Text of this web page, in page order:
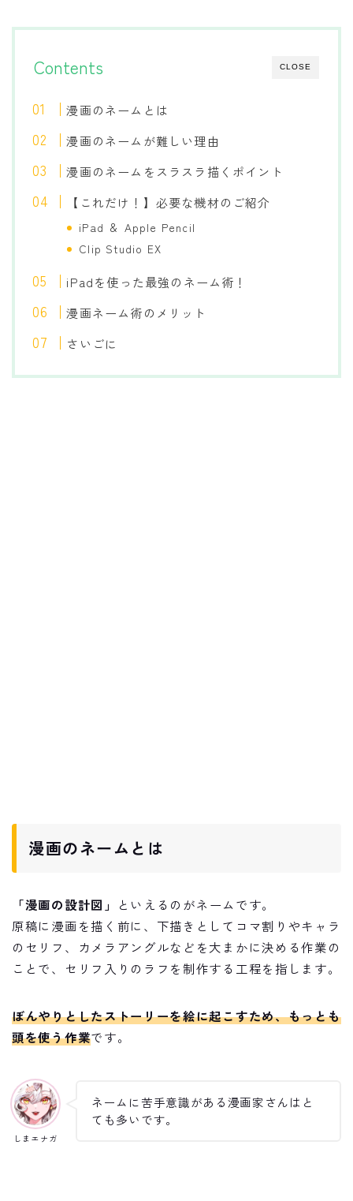
CLOSE
Contents
漫画のネームとは
漫画のネームが難しい理由
漫画のネームをスラスラ描くポイント
【これだけ！】必要な機材のご紹介
iPad ＆ Apple Pencil
Clip Studio EX
iPadを使った最強のネーム術！
漫画ネーム術のメリット
さいごに
漫画のネームとは
「漫画の設計図」
といえるのがネームです。
原稿に漫画を描く前に、下描きとしてコマ割りやキャラ
のセリフ、カメラアングルなどを大まかに決める作業の
ことで、セリフ入りのラフを制作する工程を指します。
ぼんやりとしたストーリーを絵に起こすため、もっとも
頭を使う作業です。
しまエナガ
ネームに苦手意識がある漫画家さんはと
ても多いです。